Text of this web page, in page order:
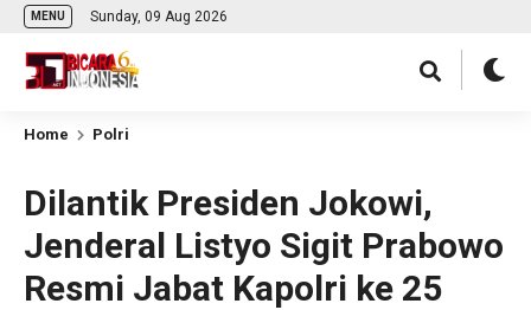
MENU Sunday, 09 Aug 2026
Home Polri
Dilantik Presiden Jokowi,
Jenderal Listyo Sigit Prabowo
Resmi Jabat Kapolri ke 25